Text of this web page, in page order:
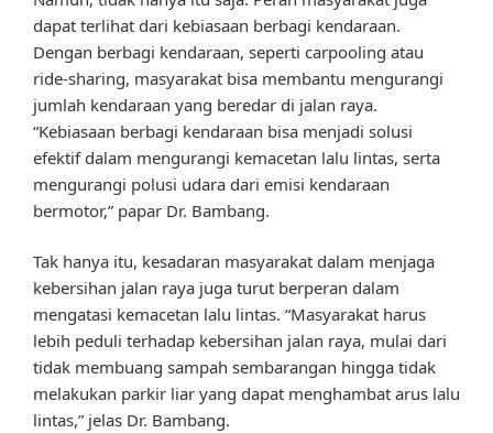
dapat terlihat dari kebiasaan berbagi kendaraan.
Dengan berbagi kendaraan, seperti carpooling atau
ride-sharing, masyarakat bisa membantu mengurangi
jumlah kendaraan yang beredar di jalan raya.
“Kebiasaan berbagi kendaraan bisa menjadi solusi
efektif dalam mengurangi kemacetan lalu lintas, serta
mengurangi polusi udara dari emisi kendaraan
bermotor,” papar Dr. Bambang.
Tak hanya itu, kesadaran masyarakat dalam menjaga
kebersihan jalan raya juga turut berperan dalam
mengatasi kemacetan lalu lintas. “Masyarakat harus
lebih peduli terhadap kebersihan jalan raya, mulai dari
tidak membuang sampah sembarangan hingga tidak
melakukan parkir liar yang dapat menghambat arus lalu
lintas,” jelas Dr. Bambang.